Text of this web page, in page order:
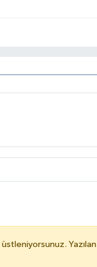
Yazılan